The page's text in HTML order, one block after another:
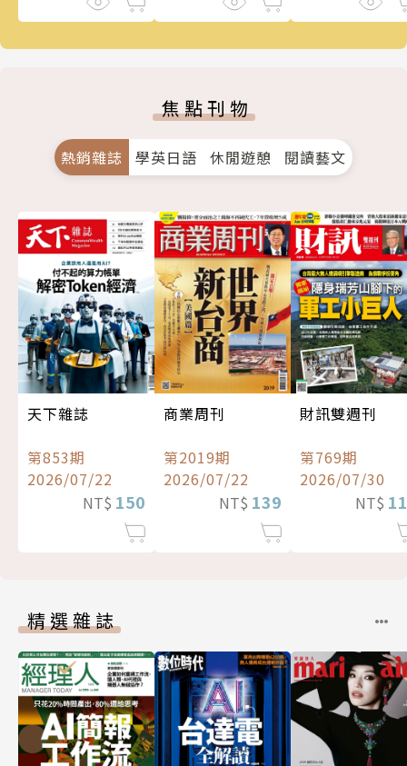
焦點刊物
熱銷雜誌 學英日語 休閒遊憩 閱讀藝文
天下雜誌
第853期
2026/07/22
NT$ 150
商業周刊
第2019期
2026/07/22
NT$ 139
財訊雙週刊
第769期
2026/07/30
NT$
精選雜誌